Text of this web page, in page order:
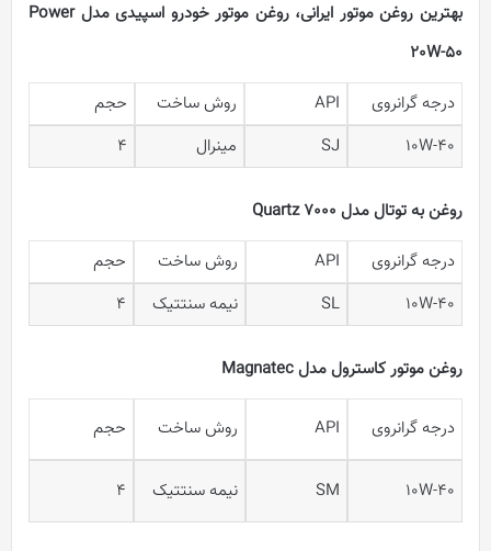
بهترین روغن موتور ایرانی، روغن موتور خودرو اسپیدی مدل Power
20W-50
درجه گرانروی
API روش ساخت
حجم
10W-40
SJ مینرال 4
روغن به توتال مدل Quartz 7000
درجه گرانروی
API روش ساخت
حجم
10W-40
SL نیمه سنتتیک 4
روغن موتور کاسترول مدل Magnatec
درجه گرانروی API روش ساخت حجم
10W-40
SM نیمه سنتتیک 4